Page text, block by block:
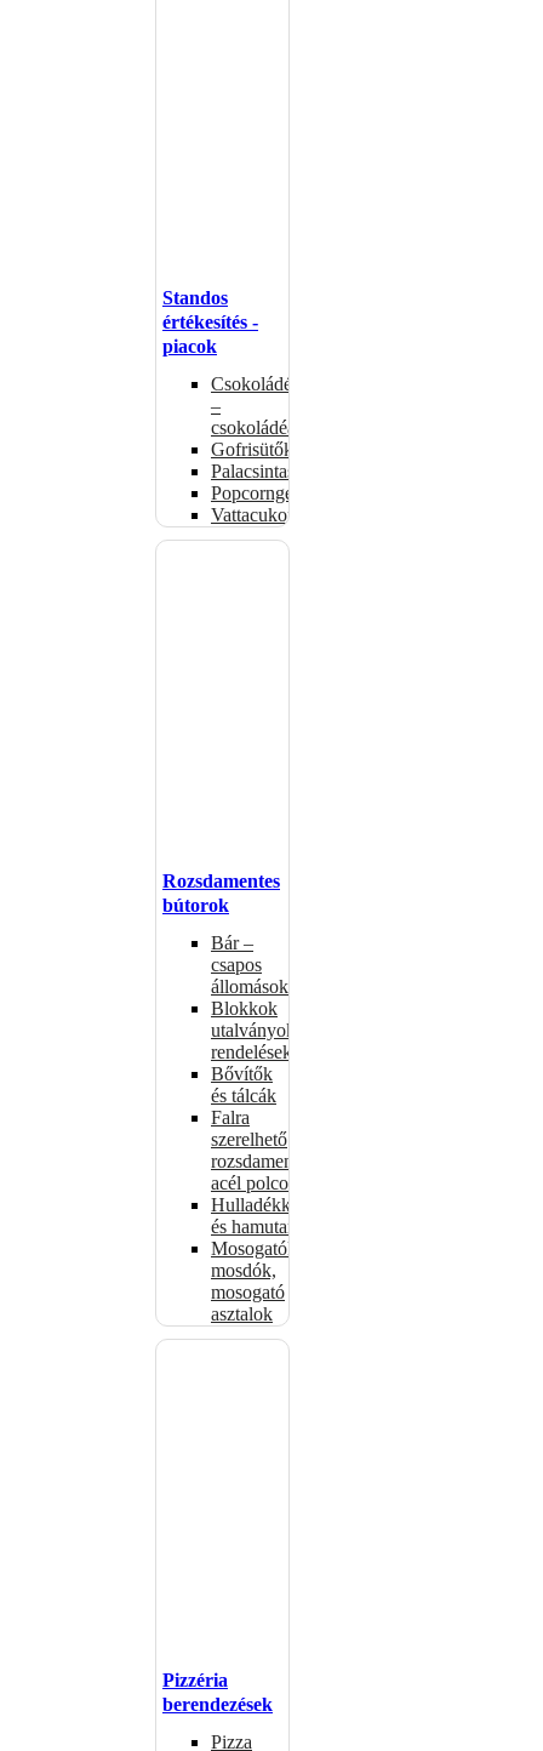
Standos
értékesítés -
piacok
Csokoládémelegítők
–
csokoládéadagolók
Gofrisütők
Palacsintasütők
Popcorngépek
Vattacukorgép
Rozsdamentes
bútorok
Bár –
csapos
állomások
Blokkok
utalványokhoz,
rendelésekhez
Bővítők
és tálcák
Falra
szerelhető
rozsdamentes
acél polcok
Hulladékkosarak
és hamutartók
Mosogatók,
mosdók,
mosogató
asztalok
Pizzéria
berendezések
Pizza